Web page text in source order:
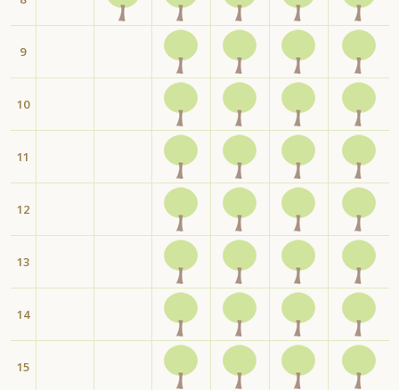
9
10
11
12
13
14
15